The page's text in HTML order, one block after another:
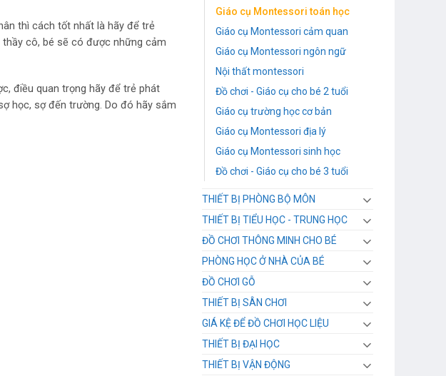
thì cách tốt nhất là hãy để trẻ
cô, bé sẽ có được những cảm
điều quan trọng hãy để trẻ phát
học, sợ đến trường. Do đó hãy sắm
Giáo cụ Montessori toán học
Giáo cụ Montessori cảm quan
Giáo cụ Montessori ngôn ngữ
Nội thất montessori
Đồ chơi - Giáo cụ cho bé 2 tuổi
Giáo cụ trường học cơ bản
Giáo cụ Montessori địa lý
Giáo cụ Montessori sinh học
Đồ chơi - Giáo cụ cho bé 3 tuổi
THIẾT BỊ PHÒNG BỘ MÔN
THIẾT BỊ TIỂU HỌC - TRUNG HỌC
ĐỒ CHƠI THÔNG MINH CHO BÉ
PHÒNG HỌC Ở NHÀ CỦA BÉ
ĐỒ CHƠI GỖ
THIẾT BỊ SÂN CHƠI
GIÁ KỆ ĐỂ ĐỒ CHƠI HỌC LIỆU
THIẾT BỊ ĐẠI HỌC
THIẾT BỊ VẬN ĐỘNG